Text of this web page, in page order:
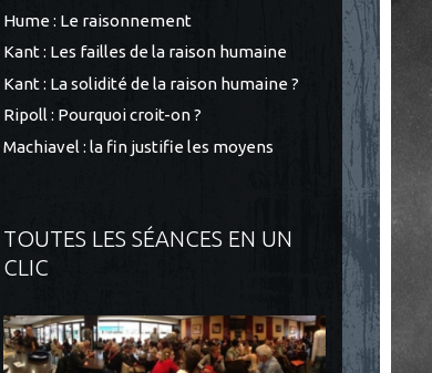
Hume : Le raisonnement
Kant : Les failles de la raison humaine
Kant : La solidité de la raison humaine ?
Ripoll : Pourquoi croit-on ?
Machiavel : la fin justifie les moyens
TOUTES LES SÉANCES EN UN
CLIC